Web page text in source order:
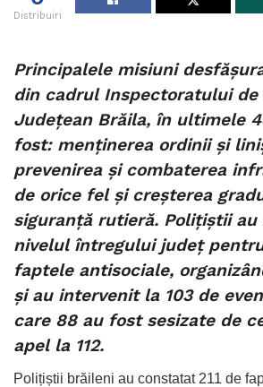
Distribuiri
Principalele misiuni
din cadrul Inspectoratului de
Județean Brăila, în ultimele
fost: menținerea ordinii și
prevenirea și combaterea
de orice fel și creșterea
siguranță rutieră. Polițiștii au
nivelul întregului județ
faptele antisociale,
și au intervenit la 103 de
care 88 au fost sesizate de
apel la 112.
Polițiștii brăileni au constatat 211 de